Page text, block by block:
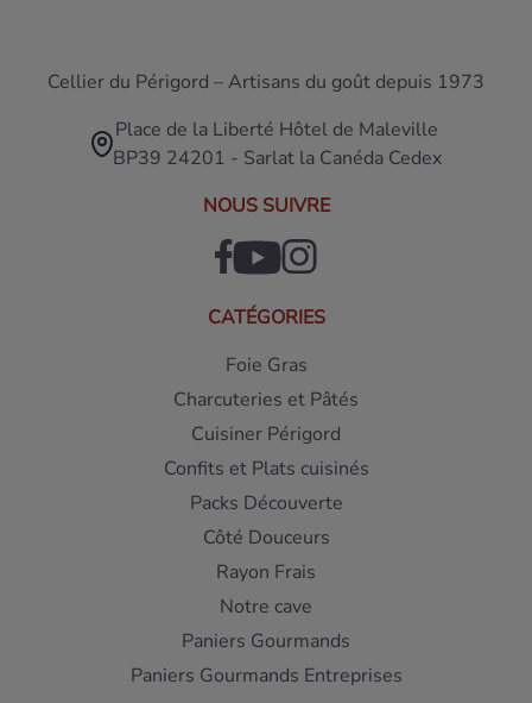
Cellier du Périgord – Artisans du goût depuis 1973
Place de la Liberté Hôtel de Maleville
BP39 24201 - Sarlat la Canéda Cedex
NOUS SUIVRE
CATÉGORIES
Foie Gras
Charcuteries et Pâtés
Cuisiner Périgord
Confits et Plats cuisinés
Packs Découverte
Côté Douceurs
Rayon Frais
Notre cave
Paniers Gourmands
Paniers Gourmands Entreprises